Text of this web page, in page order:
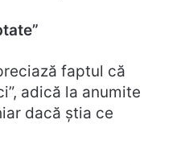
faptul că
adică la anumite
dacă știa ce